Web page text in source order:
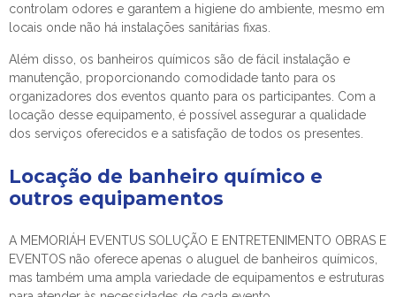
controlam odores e garantem a higiene do ambiente, mesmo em
locais onde não há instalações sanitárias fixas.
Além disso, os banheiros químicos são de fácil instalação e
manutenção, proporcionando comodidade tanto para os
organizadores dos eventos quanto para os participantes. Com a
locação desse equipamento, é possível assegurar a qualidade
dos serviços oferecidos e a satisfação de todos os presentes.
Locação de banheiro químico e
outros equipamentos
A MEMORIÁH EVENTUS SOLUÇÃO E ENTRETENIMENTO OBRAS E
EVENTOS não oferece apenas o aluguel de banheiros químicos,
mas também uma ampla variedade de equipamentos e estruturas